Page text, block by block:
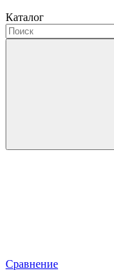
Каталог
Сравнение